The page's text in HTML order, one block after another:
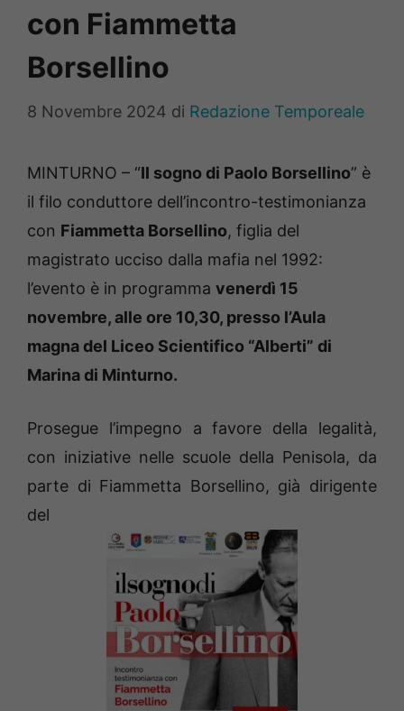
con Fiammetta
Borsellino
8 Novembre 2024 di Redazione Temporeale
MINTURNO – “Il sogno di Paolo Borsellino” è
il filo conduttore dell’incontro-testimonianza
con Fiammetta Borsellino, figlia del
magistrato ucciso dalla mafia nel 1992:
l’evento è in programma venerdì 15
novembre, alle ore 10,30, presso l’Aula
magna del Liceo Scientifico “Alberti” di
Marina di Minturno.
Prosegue l’impegno a favore della legalità,
con iniziative nelle scuole della Penisola, da
parte di Fiammetta Borsellino, già dirigente
del